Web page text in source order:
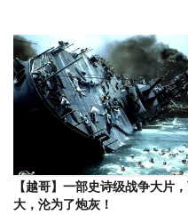
【越哥】一部史诗级战争大片
大，沦为了炮灰！